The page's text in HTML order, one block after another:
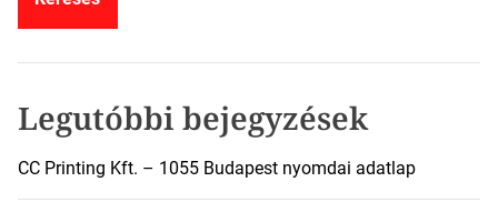
Legutóbbi bejegyzések
CC Printing Kft. – 1055 Budapest nyomdai adatlap